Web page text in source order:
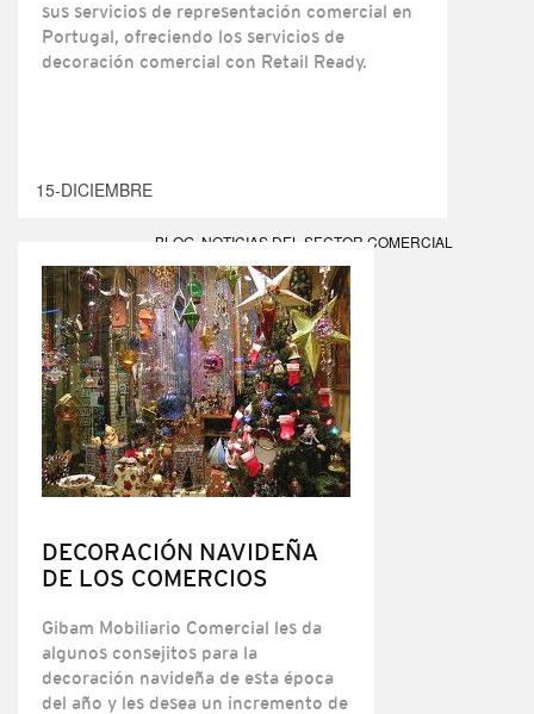
sus servicios de representación comercial en
Portugal, ofreciendo los servicios de
decoración comercial con Retail Ready.
15-DICIEMBRE
BLOG NOTICIAS DEL SECTOR COMERCIAL
DECORACIÓN NAVIDEÑA
DE LOS COMERCIOS
Gibam Mobiliario Comercial les da
algunos consejitos para la
decoración navideña de esta época
del año y les desea un incremento de